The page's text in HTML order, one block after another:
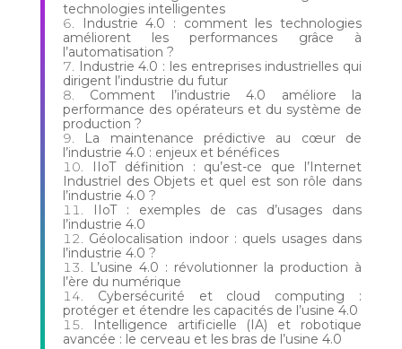
technologies intelligentes
Industrie 4.0 : comment les technologies
améliorent les performances grâce à
l’automatisation ?
Industrie 4.0 : les entreprises industrielles qui
dirigent l’industrie du futur
Comment l’industrie 4.0 améliore la
performance des opérateurs et du système de
production ?
La maintenance prédictive au cœur de
l’industrie 4.0 : enjeux et bénéfices
IIoT définition : qu’est-ce que l’Internet
Industriel des Objets et quel est son rôle dans
l’industrie 4.0 ?
IIoT : exemples de cas d’usages dans
l’industrie 4.0
Géolocalisation indoor : quels usages dans
l’industrie 4.0 ?
L’usine 4.0 : révolutionner la production à
l’ère du numérique
Cybersécurité et cloud computing :
protéger et étendre les capacités de l’usine 4.0
Intelligence artificielle (IA) et robotique
avancée : le cerveau et les bras de l’usine 4.0